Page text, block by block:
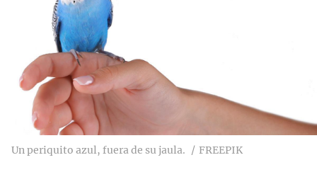
Un periquito azul, fuera de su jaula. FREEPIK